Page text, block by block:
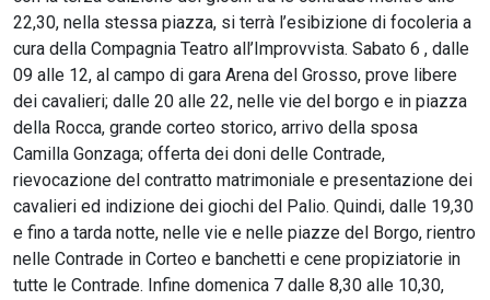
22,30, nella stessa piazza, si terrà l’esibizione di focoleria a
cura della Compagnia Teatro all’Improvvista. Sabato 6 , dalle
09 alle 12, al campo di gara Arena del Grosso, prove libere
dei cavalieri; dalle 20 alle 22, nelle vie del borgo e in piazza
della Rocca, grande corteo storico, arrivo della sposa
Camilla Gonzaga; offerta dei doni delle Contrade,
rievocazione del contratto matrimoniale e presentazione dei
cavalieri ed indizione dei giochi del Palio. Quindi, dalle 19,30
e fino a tarda notte, nelle vie e nelle piazze del Borgo, rientro
nelle Contrade in Corteo e banchetti e cene propiziatorie in
tutte le Contrade. Infine domenica 7 dalle 8,30 alle 10,30,